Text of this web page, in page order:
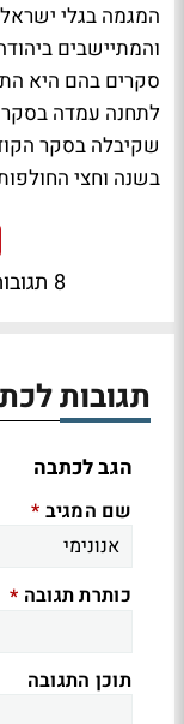
המגמה בגלי ישראל
והמתיישבים
סקרים בהם היא
בשנה וחצי
8 תגובות
תגובות
הגב לכתבה
שם המגיב *
כותרת תגובה *
תוכן התגובה